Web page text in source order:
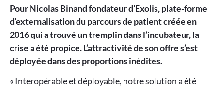
Pour Nicolas Binand fondateur d’Exolis, plate-forme
d’externalisation du parcours de patient créée en
2016 qui a trouvé un tremplin dans l’incubateur, la
crise a été propice. L’attractivité de son offre s’est
déployée dans des proportions inédites.
« Interopérable et déployable, notre solution a été